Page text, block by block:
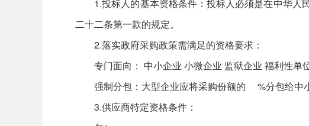
1.投标人的基本资格条件：投标人必须是在中华人
二十二条第一款的规定。
2.落实政府采购政策需满足的资格要求：
专门面向： 中小企业 小微企业 监狱企业 福利性单
强制分包：大型企业应将采购份额的 %分包给中小
3.供应商特定资格条件：